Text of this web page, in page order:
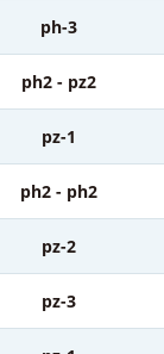
ph-3
ph2 - pz2
pz-1
ph2 - ph2
pz-2
pz-3